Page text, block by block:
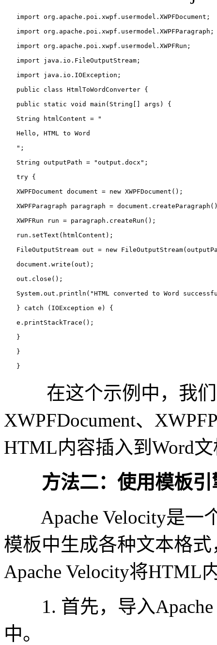
import org.apache.poi.xwpf.usermodel.XWPFDocument;
import org.apache.poi.xwpf.usermodel.XWPFParagraph;
import org.apache.poi.xwpf.usermodel.XWPFRun;
import java.io.FileOutputStream;
import java.io.IOException;
public class HtmlToWordConverter {
public static void main( String[] args) {
String htmlContent =
"
Hello, HTML to Word
";
String outputPath =
"output.docx";
try {
XWPFDocument document = new XWPFDocument();
XWPFParagraph paragraph =
XWPFRun run = paragraph.createRun();
run.setText(htmlContent);
FileOutputStream out = new
document.write(out);
out.close();
System.out.println( "HTML converted to Word
} catch ( IOException e) {
e.printStackTrace();
}
}
}
在这个示例中，我们
XWPFDocument、
HTML内容插入到Word
方法二：使用模板引
Apache Velocity是一
模板中生成各种文本格
Apache Velocity将HTML
1. 首先，导入Apache
中。